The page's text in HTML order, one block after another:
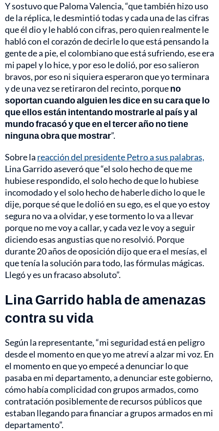
Y sostuvo que Paloma Valencia, “que también hizo uso
de la réplica, le desmintió todas y cada una de las cifras
que él dio y le habló con cifras, pero quien realmente le
habló con el corazón de decirle lo que está pensando la
gente de a pie, el colombiano que está sufriendo, ese era
mi papel y lo hice, y por eso le dolió, por eso salieron
bravos, por eso ni siquiera esperaron que yo terminara
y de una vez se retiraron del recinto, porqueno
soportan cuando alguien les dice en su cara que lo
que ellos están intentando mostrarle al país y al
mundo fracasó y que en el tercer año no tiene
ninguna obra que mostrar”.
Sobre la reacción del presidente Petro a sus palabras,
Lina Garrido aseveró que “el solo hecho de que me
hubiese respondido, el solo hecho de que lo hubiese
incomodado y el solo hecho de haberle dicho lo que le
dije, porque sé que le dolió en su ego, es el que yo estoy
segura no va a olvidar, y ese tormento lo va a llevar
porque no me voy a callar, y cada vez le voy a seguir
diciendo esas angustias que no resolvió. Porque
durante 20 años de oposición dijo que era el mesías, el
que tenía la solución para todo, las fórmulas mágicas.
Llegó y es un fracaso absoluto”.
Lina Garrido habla de amenazas
contra su vida
Según la representante, “mi seguridad está en peligro
desde el momento en que yo me atreví a alzar mi voz. En
el momento en que yo empecé a denunciar lo que
pasaba en mi departamento, a denunciar este gobierno,
cómo había complicidad con grupos armados, como
contratación posiblemente de recursos públicos que
estaban llegando para financiar a grupos armados en mi
departamento”.